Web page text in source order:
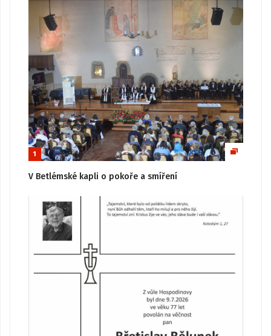
1
V Betlémské kapli o pokoře a smíření